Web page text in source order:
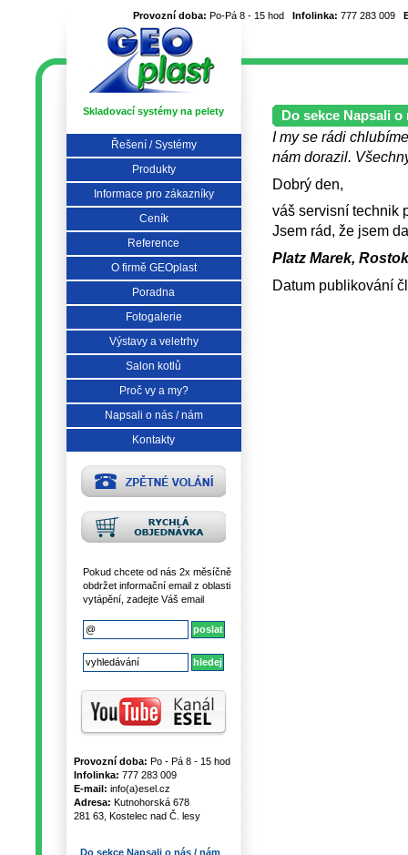
Provozní doba: Po-Pá 8 - 15 hod Infolinka: 777 283 009
Skladovací systémy na pelety
Řešení / Systémy
Produkty
Informace pro zákazníky
Ceník
Reference
O firmě GEOplast
Poradna
Fotogalerie
Výstavy a veletrhy
Salon kotlů
Proč vy a my?
Napsali o nás / nám
Kontakty
Pokud chcete od nás 2x měsíčně
obdržet informační email z oblasti
vytápění, zadejte Váš email
Provozní doba: Po - Pá 8 - 15 hod
Infolinka: 777 283 009
E-mail: info(a)esel.cz
Adresa: Kutnohorská 678
281 63, Kostelec nad Č. lesy
Do sekce Napsali o nás / nám
Do sekce Napsali
I my se rádi
nám dorazil.
Dobrý den,
váš servisní technik
Jsem rád, že jsem
Platz Marek,
Datum publikování